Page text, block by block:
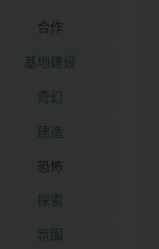
合作
基地建设
奇幻
建造
恐怖
探索
氛围